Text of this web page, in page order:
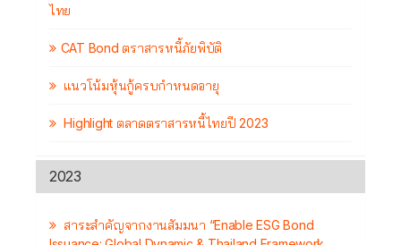
ไทย
CAT Bond ตราสารหนี้ภัยพิบัติ
แนวโน้มหุ้นกู้ครบกำหนดอายุ
Highlight ตลาดตราสารหนี้ไทยปี 2023
2023
สาระสำคัญจากงานสัมมนา “Enable ESG Bond